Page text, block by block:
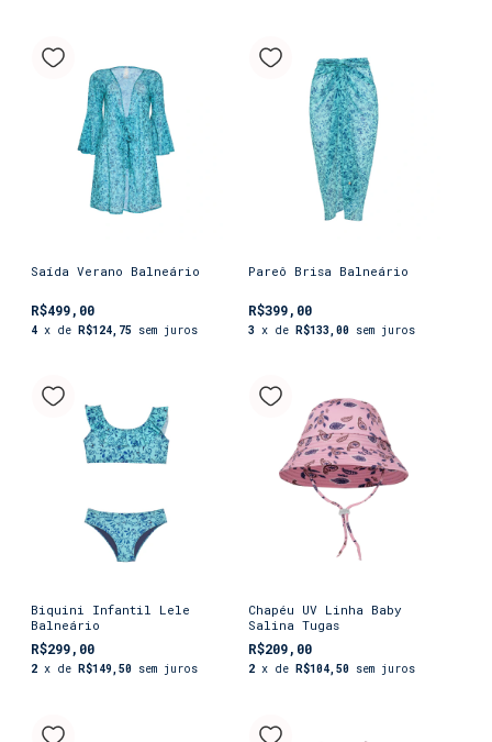
Saída Verano Balneário
R$499,00
4 x de R$124,75 sem juros
Pareô Brisa Balneário
R$399,00
3 x de R$133,00 sem juros
Biquini Infantil Lele
Balneário
R$299,00
2 x de R$149,50 sem juros
Chapéu UV Linha Baby
Salina Tugas
R$209,00
2 x de R$104,50 sem juros